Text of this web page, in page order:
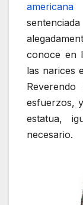
conoce en
las narices
esfuerzos,
estatua,
necesario.